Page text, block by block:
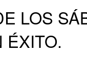
LOS
ÉXITO.